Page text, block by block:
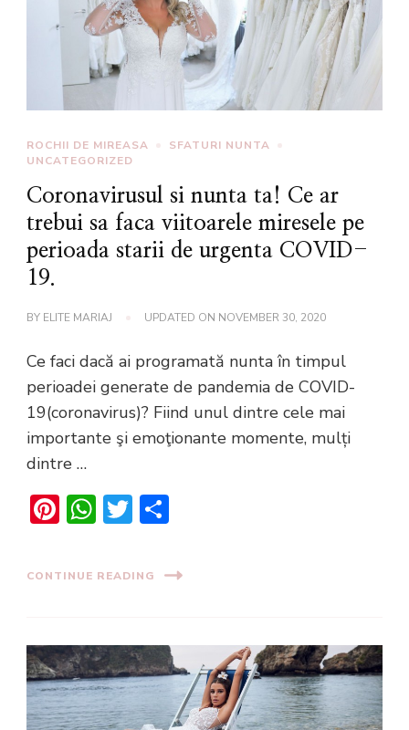
ROCHII DE MIREASA
SFATURI NUNTA
UNCATEGORIZED
Coronavirusul si nunta ta! Ce ar
trebui sa faca viitoarele miresele pe
perioada starii de urgenta COVID-
19.
BY ELITE MARIAJ UPDATED ON NOVEMBER 30, 2020
Ce faci dacă ai programată nunta în timpul
perioadei generate de pandemia de COVID-
19(coronavirus)? Fiind unul dintre cele mai
importante şi emoţionante momente, mulți
dintre …
Pinterest
WhatsApp
Twitter
CONTINUE READING